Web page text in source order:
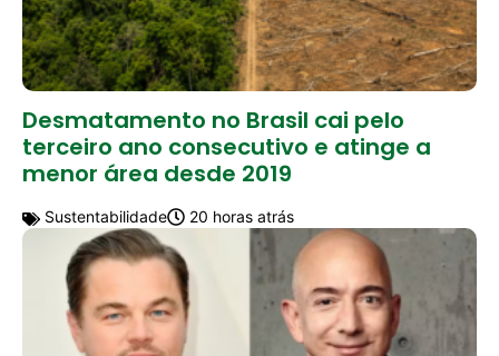
Desmatamento no Brasil cai pelo
terceiro ano consecutivo e atinge a
menor área desde 2019
Sustentabilidade 20 horas atrás